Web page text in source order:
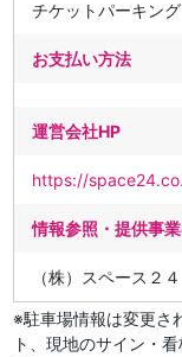
チケットパーキング
お支払い方法
運営会社HP
https://
情報参照・提供事
（株）スペース２４
※駐車場情報は変更さ
ト、現地のサイン・